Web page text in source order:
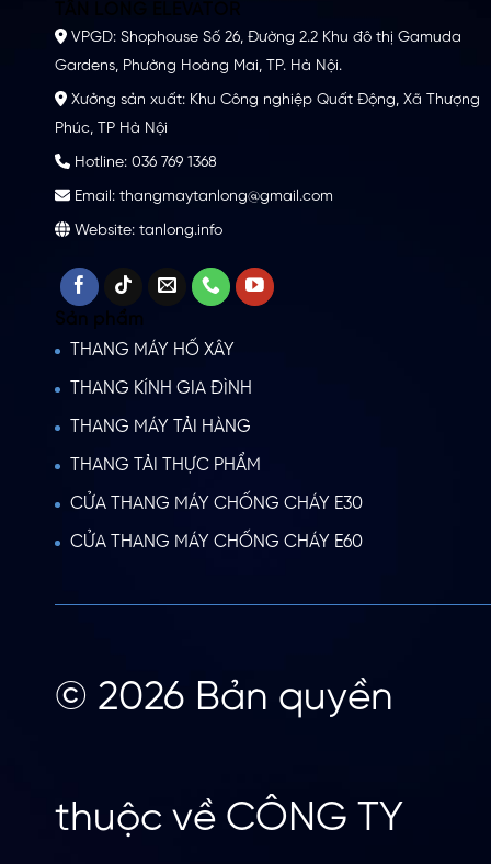
TÂN LONG ELEVATOR
VPGD: Shophouse Số 26, Đường 2.2 Khu đô thị Gamuda
Gardens, Phường Hoàng Mai, TP. Hà Nội.
Xưởng sản xuất: Khu Công nghiệp Quất Động, Xã Thượng
Phúc, TP Hà Nội
Hotline: 036 769 1368
Email: thangmaytanlong@gmail.com
Website: tanlong.info
Sản phẩm
THANG MÁY HỐ XÂY
THANG KÍNH GIA ĐÌNH
THANG MÁY TẢI HÀNG
THANG TẢI THỰC PHẨM
CỬA THANG MÁY CHỐNG CHÁY E30
CỬA THANG MÁY CHỐNG CHÁY E60
© 2026 Bản quyền
thuộc về CÔNG TY